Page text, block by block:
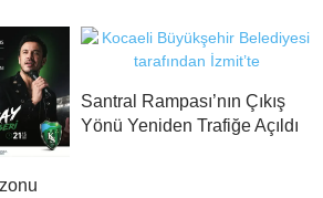
Santral Rampası’nın Çıkış
Yönü Yeniden Trafiğe Açıldı